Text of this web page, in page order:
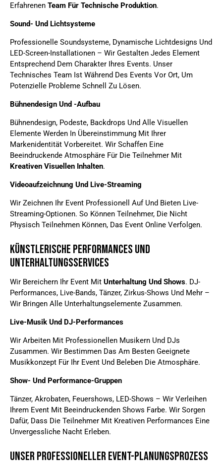
Erfahrenen Team Für Technische Produktion.
Sound- Und Lichtsysteme
Professionelle Soundsysteme, Dynamische Lichtdesigns Und
LED-Screen-Installationen – Wir Gestalten Jedes Element
Entsprechend Dem Charakter Ihres Events. Unser
Technisches Team Ist Während Des Events Vor Ort, Um
Potenzielle Probleme Schnell Zu Lösen.
Bühnendesign Und -aufbau
Bühnendesign, Podeste, Backdrops Und Alle Visuellen
Elemente Werden In Übereinstimmung Mit Ihrer
Markenidentität Vorbereitet. Wir Schaffen Eine
Beeindruckende Atmosphäre Für Die Teilnehmer Mit
Kreativen Visuellen Inhalten.
Videoaufzeichnung Und Live-Streaming
Wir Zeichnen Ihr Event Professionell Auf Und Bieten Live-
Streaming-Optionen. So Können Teilnehmer, Die Nicht
Physisch Teilnehmen Können, Das Event Online Verfolgen.
Künstlerische Performances Und
Unterhaltungsservices
Wir Bereichern Ihr Event Mit Unterhaltung Und Shows. DJ-
Performances, Live-Bands, Tänzer, Zirkus-Shows Und Mehr –
Wir Bringen Alle Unterhaltungselemente Zusammen.
Live-Musik Und DJ-Performances
Wir Arbeiten Mit Professionellen Musikern Und DJs
Zusammen. Wir Bestimmen Das Am Besten Geeignete
Musikkonzept Für Ihr Event Und Beleben Die Atmosphäre.
Show- Und Performance-Gruppen
Tänzer, Akrobaten, Feuershows, LED-Shows – Wir Verleihen
Ihrem Event Mit Beeindruckenden Shows Farbe. Wir Sorgen
Dafür, Dass Die Teilnehmer Mit Kreativen Performances Eine
Unvergessliche Nacht Erleben.
Unser Professioneller Event-Planungsprozess